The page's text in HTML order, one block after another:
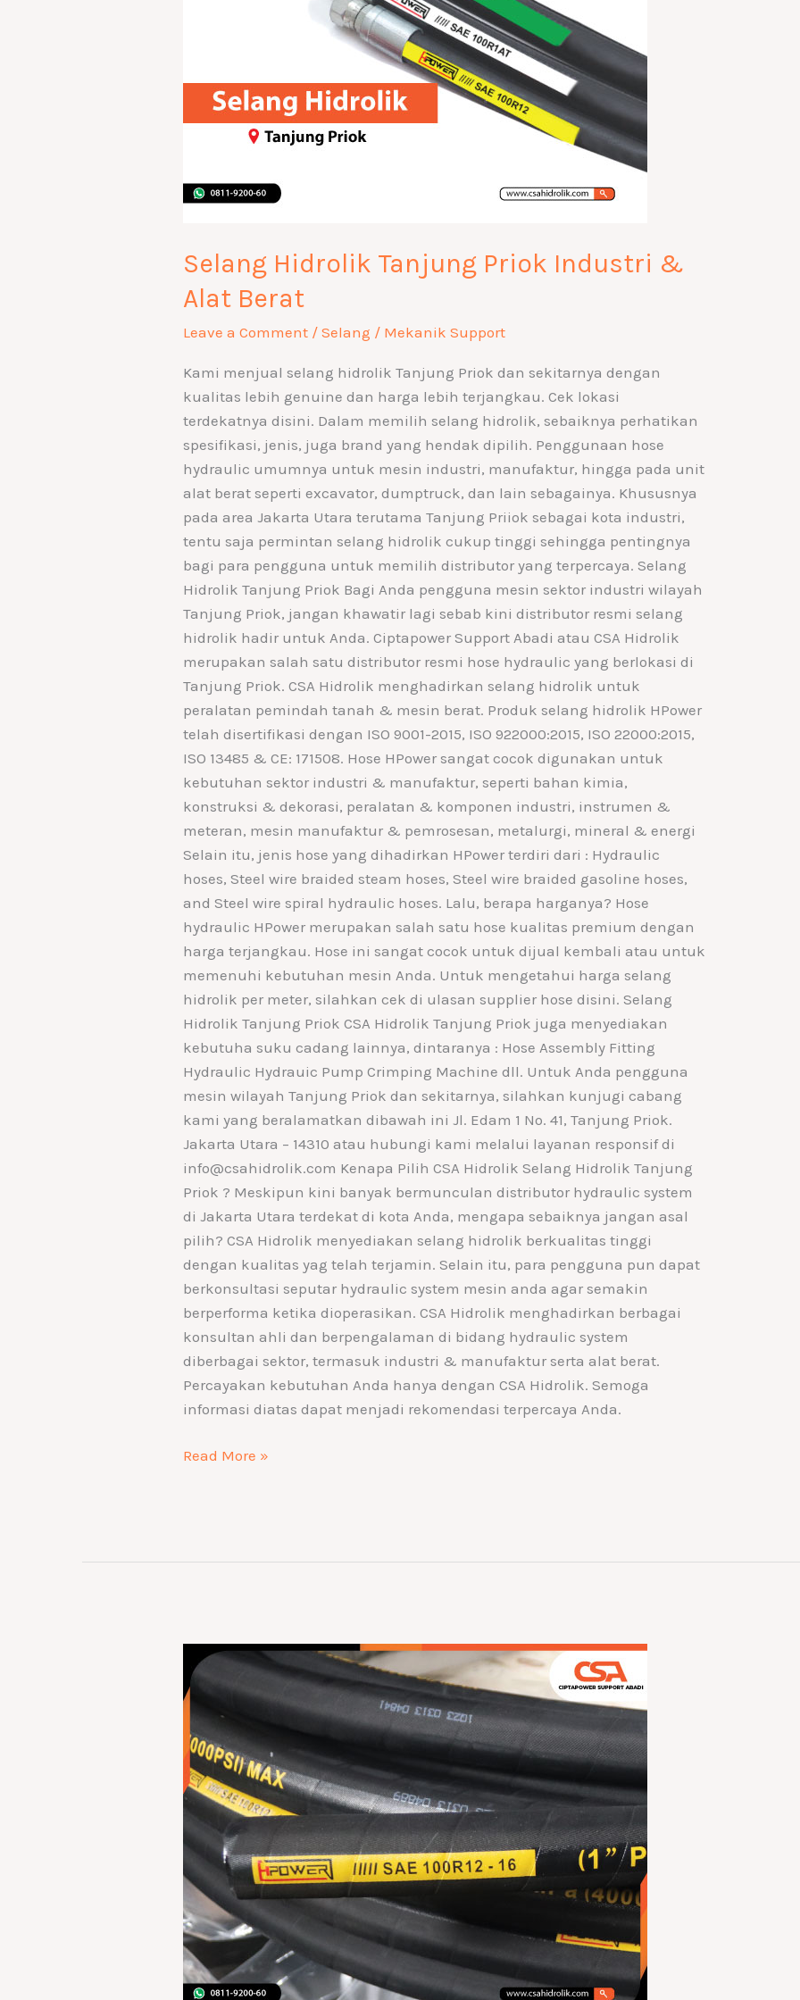
Selang Hidrolik Tanjung Priok Industri &
Alat Berat
Leave a Comment /Selang / Mekanik Support
Kami menjual selang hidrolik Tanjung Priok dan sekitarnya dengan
kualitas lebih genuine dan harga lebih terjangkau. Cek lokasi
terdekatnya disini. Dalam memilih selang hidrolik, sebaiknya perhatikan
spesifikasi, jenis, juga brand yang hendak dipilih. Penggunaan hose
hydraulic umumnya untuk mesin industri, manufaktur, hingga pada unit
alat berat seperti excavator, dumptruck, dan lain sebagainya. Khususnya
pada area Jakarta Utara terutama Tanjung Priiok sebagai kota industri,
tentu saja permintan selang hidrolik cukup tinggi sehingga pentingnya
bagi para pengguna untuk memilih distributor yang terpercaya. Selang
Hidrolik Tanjung Priok Bagi Anda pengguna mesin sektor industri wilayah
Tanjung Priok, jangan khawatir lagi sebab kini distributor resmi selang
hidrolik hadir untuk Anda. Ciptapower Support Abadi atau CSA Hidrolik
merupakan salah satu distributor resmi hose hydraulic yang berlokasi di
Tanjung Priok. CSA Hidrolik menghadirkan selang hidrolik untuk
peralatan pemindah tanah & mesin berat. Produk selang hidrolik HPower
telah disertifikasi dengan ISO 9001-2015, ISO 922000:2015, ISO 22000:2015,
ISO 13485 & CE: 171508. Hose HPower sangat cocok digunakan untuk
kebutuhan sektor industri & manufaktur, seperti bahan kimia,
konstruksi & dekorasi, peralatan & komponen industri, instrumen &
meteran, mesin manufaktur & pemrosesan, metalurgi, mineral & energi
Selain itu, jenis hose yang dihadirkan HPower terdiri dari : Hydraulic
hoses, Steel wire braided steam hoses, Steel wire braided gasoline hoses,
and Steel wire spiral hydraulic hoses. Lalu, berapa harganya? Hose
hydraulic HPower merupakan salah satu hose kualitas premium dengan
harga terjangkau. Hose ini sangat cocok untuk dijual kembali atau untuk
memenuhi kebutuhan mesin Anda. Untuk mengetahui harga selang
hidrolik per meter, silahkan cek di ulasan supplier hose disini. Selang
Hidrolik Tanjung Priok CSA Hidrolik Tanjung Priok juga menyediakan
kebutuha suku cadang lainnya, dintaranya : Hose Assembly Fitting
Hydraulic Hydrauic Pump Crimping Machine dll. Untuk Anda pengguna
mesin wilayah Tanjung Priok dan sekitarnya, silahkan kunjugi cabang
kami yang beralamatkan dibawah ini Jl. Edam 1 No. 41, Tanjung Priok.
Jakarta Utara – 14310 atau hubungi kami melalui layanan responsif di
info@csahidrolik.com Kenapa Pilih CSA Hidrolik Selang Hidrolik Tanjung
Priok ? Meskipun kini banyak bermunculan distributor hydraulic system
di Jakarta Utara terdekat di kota Anda, mengapa sebaiknya jangan asal
pilih? CSA Hidrolik menyediakan selang hidrolik berkualitas tinggi
dengan kualitas yag telah terjamin. Selain itu, para pengguna pun dapat
berkonsultasi seputar hydraulic system mesin anda agar semakin
berperforma ketika dioperasikan. CSA Hidrolik menghadirkan berbagai
konsultan ahli dan berpengalaman di bidang hydraulic system
diberbagai sektor, termasuk industri & manufaktur serta alat berat.
Percayakan kebutuhan Anda hanya dengan CSA Hidrolik. Semoga
informasi diatas dapat menjadi rekomendasi terpercaya Anda.
Read More »
Supplier
Hose
Industri
Kualitas
Genuine
Harga
Terjangkau